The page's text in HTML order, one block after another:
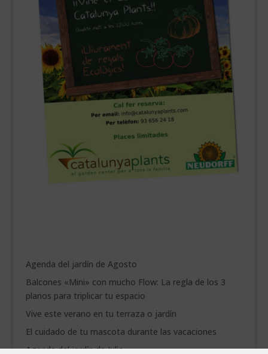
Agenda del jardín de Agosto
Balcones «Mini» con mucho Flow: La regla de los 3
planos para triplicar tu espacio
Vive este verano en tu terraza o jardín
El cuidado de tu mascota durante las vacaciones
Agenda del jardín de Julio